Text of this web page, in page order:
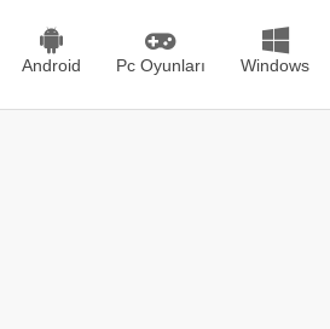
Android Pc Oyunları Windows